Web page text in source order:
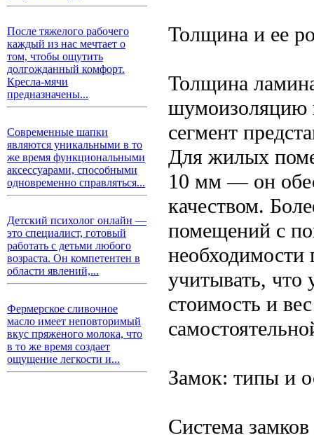
После тяжелого рабочего
каждый из нас мечтает о
том, чтобы ощутить
долгожданный комфорт.
Кресла-мячи
предназначены...
Современные шапки
являются уникальными в то
же время функциональными
аксессуарами, способными
одновременно справляться...
Детский психолог онлайн —
это специалист, готовый
работать с детьми любого
возраста. Он компетентен в
области явлений,...
Фермерское сливочное
масло имеет неповторимый
вкус пряженого молока, что
в то же время создает
ощущение легкости и...
Толщина и ее
Толщина
шумоизоляцию
сегмент
Для жилых
10 мм — он
качеством.
помещений с
учитывать,
стоимость и
Замок: типы и
Система